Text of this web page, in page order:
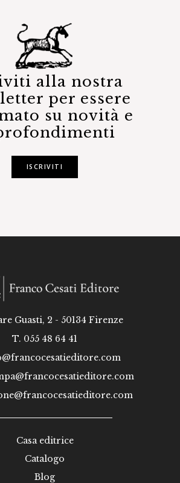
alla nostra
per essere
su novità e
ISCRIVITI
Guasti, 2 - 50134 Firenze
T. 055 48 64 41
Casa editrice
Catalogo
Blog